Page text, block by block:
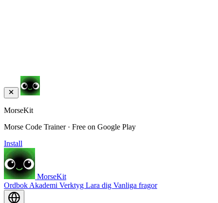
MorseKit
Morse Code Trainer · Free on Google Play
Install
MorseKit
Ordbok Akademi Verktyg Lara dig Vanliga fragor